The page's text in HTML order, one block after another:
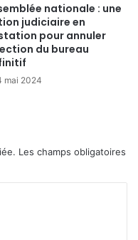
nationale : une
judiciaire en
pour annuler
du bureau
mai 2024
Les champs obligatoires